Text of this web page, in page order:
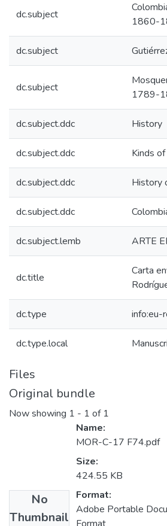
dc.subject
1860-
dc.subject
dc.subject
1789-
dc.subject.ddc History
dc.subject.ddc Kinds
dc.subject.ddc History
dc.subject.ddc
dc.subject.lemb ARTE
dc.title
Carta
dc.type info:eu-
dc.type.local
Files
Original bundle
Now showing 1 - 1 of 1
No
Thumbnail
Name:
MOR-C-17 F74.pdf
Size:
424.55 KB
Format:
Adobe Portable